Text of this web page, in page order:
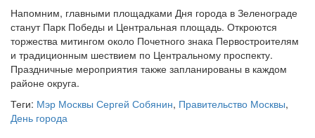
Напомним, главными площадками Дня города в Зеленограде
станут Парк Победы и Центральная площадь. Откроются
торжества митингом около Почетного знака Первостроителям
и традиционным шествием по Центральному проспекту.
Праздничные мероприятия также запланированы в каждом
районе округа.
Теги: Мэр Москвы Сергей Собянин, Правительство Москвы,
День города